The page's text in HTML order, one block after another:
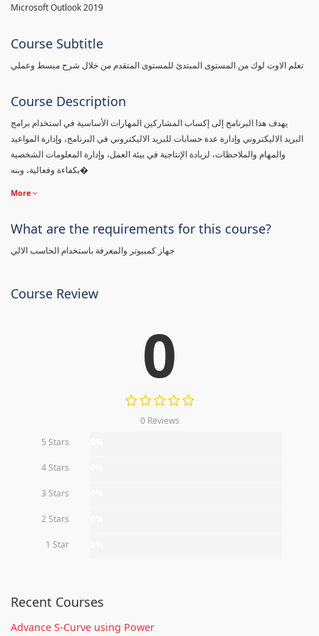
Microsoft Outlook 2019
Course Subtitle
تعلم الاوت لوك من المستوى المبتدئ للمستوى المتقدم من خلال شرح مبسط وعملي
Course Description
يهدف هذا البرنامج إلى إكساب المشاركين المهارات الأساسية في استخدام برامج
البريد الاليكتروني وإدارة عدة حسابات للبريد الاليكتروني في البرنامج، وإدارة المواعيد
والمهام والملاحظات، لزيادة الإنتاجية في بيئة العمل، وإدارة المعلومات الشخصية
بكفاءة وفعالية، وبنه�
More
What are the requirements for this course?
جهاز كمبيوتر والمعرفة باستخدام الحاسب الالي
Course Review
0
0 Reviews
5 Stars
4 Stars
3 Stars
2 Stars
1 Star
Recent Courses
Advance S-Curve using Power